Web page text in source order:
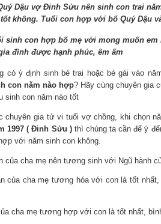
Dậu vợ Đinh Sửu nên sinh con trai
tốt không. Tuổi con hợp với bố Quý Dậu
sinh con hợp bố mẹ với mong muốn
đình được hạnh phúc, êm ấm
có ý định sinh bé trai hoặc bé gái vào
con năm nào hợp? Hãy cùng chuyên gia
sinh con năm nào tốt
chuyên gia tử vi tuổi vợ chồng, khi chọn
1997 ( Đinh Sửu )thì chúng ta cần để ý
với năm sinh con không.
của cha mẹ nên tương sinh với Ngũ hành
của cha mẹ tương hóa với con là tốt
cha mẹ tương hợp với con là tốt nhất,